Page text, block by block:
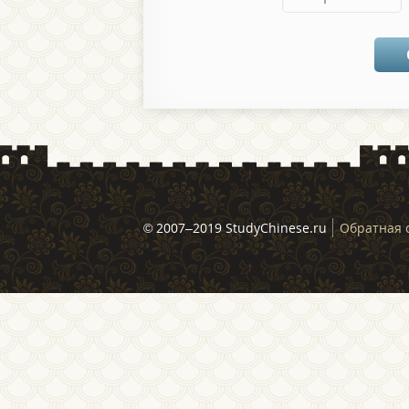
© 2007–2019 StudyChinese.ru Обратная